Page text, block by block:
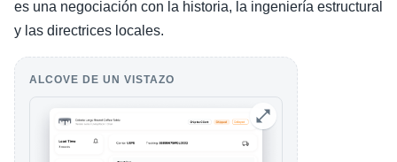
es una negociación con la historia, la ingeniería estructural
y las directrices locales.
ALCOVE DE UN VISTAZO